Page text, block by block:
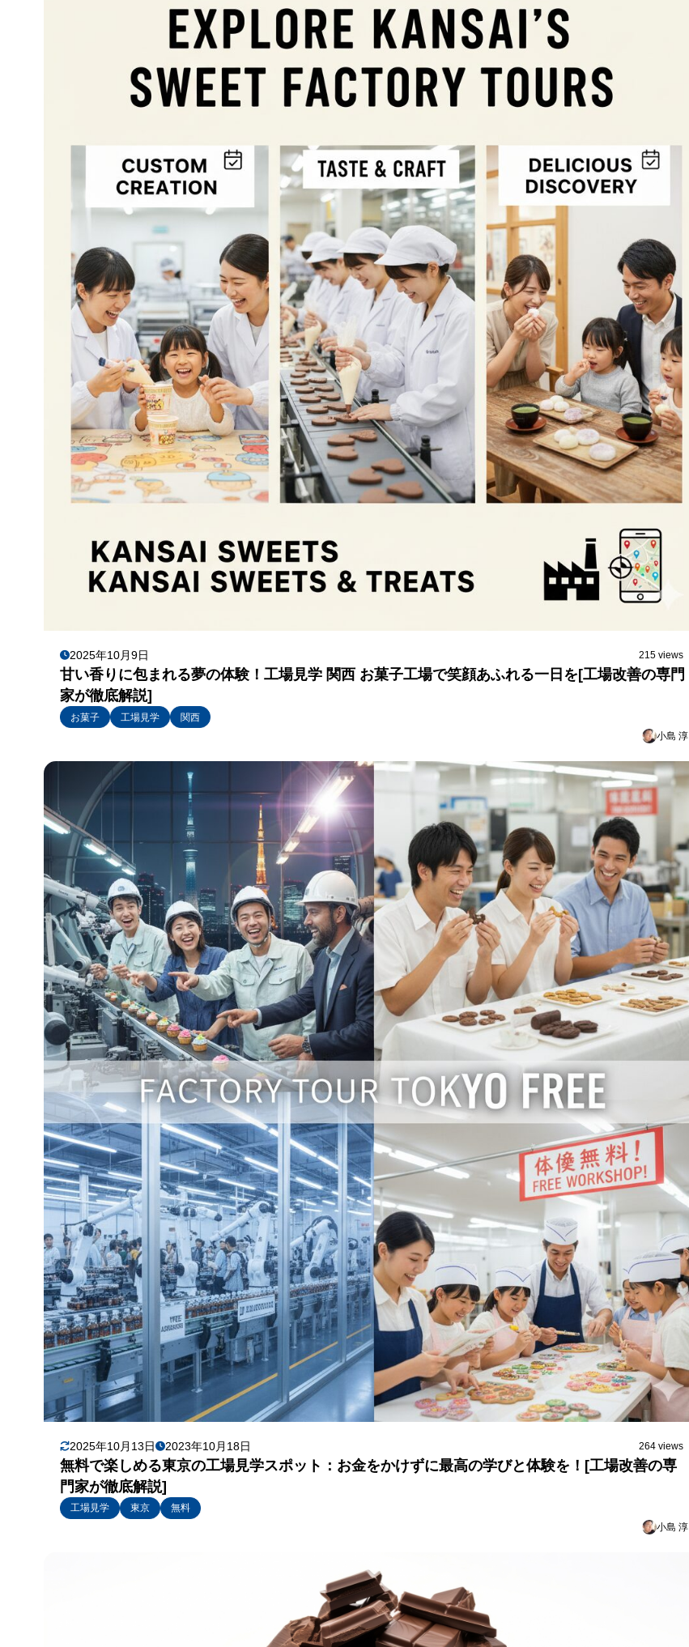
2025年10月9日 215 views
甘い香りに包まれる夢の体験！工場見学 関西 お菓子工場で笑顔あふれる一日を[工場改善の専門
家が徹底解説]
お菓子 工場見学
関西
小島 淳
2025年10月13日 2023年10月18日 264 views
無料で楽しめる東京の工場見学スポット：お金をかけずに最高の学びと体験を！[工場改善の専
門家が徹底解説]
工場見学 東京
無料
小島 淳